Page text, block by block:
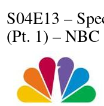
S04E13 –
(Pt. 1) – NBC